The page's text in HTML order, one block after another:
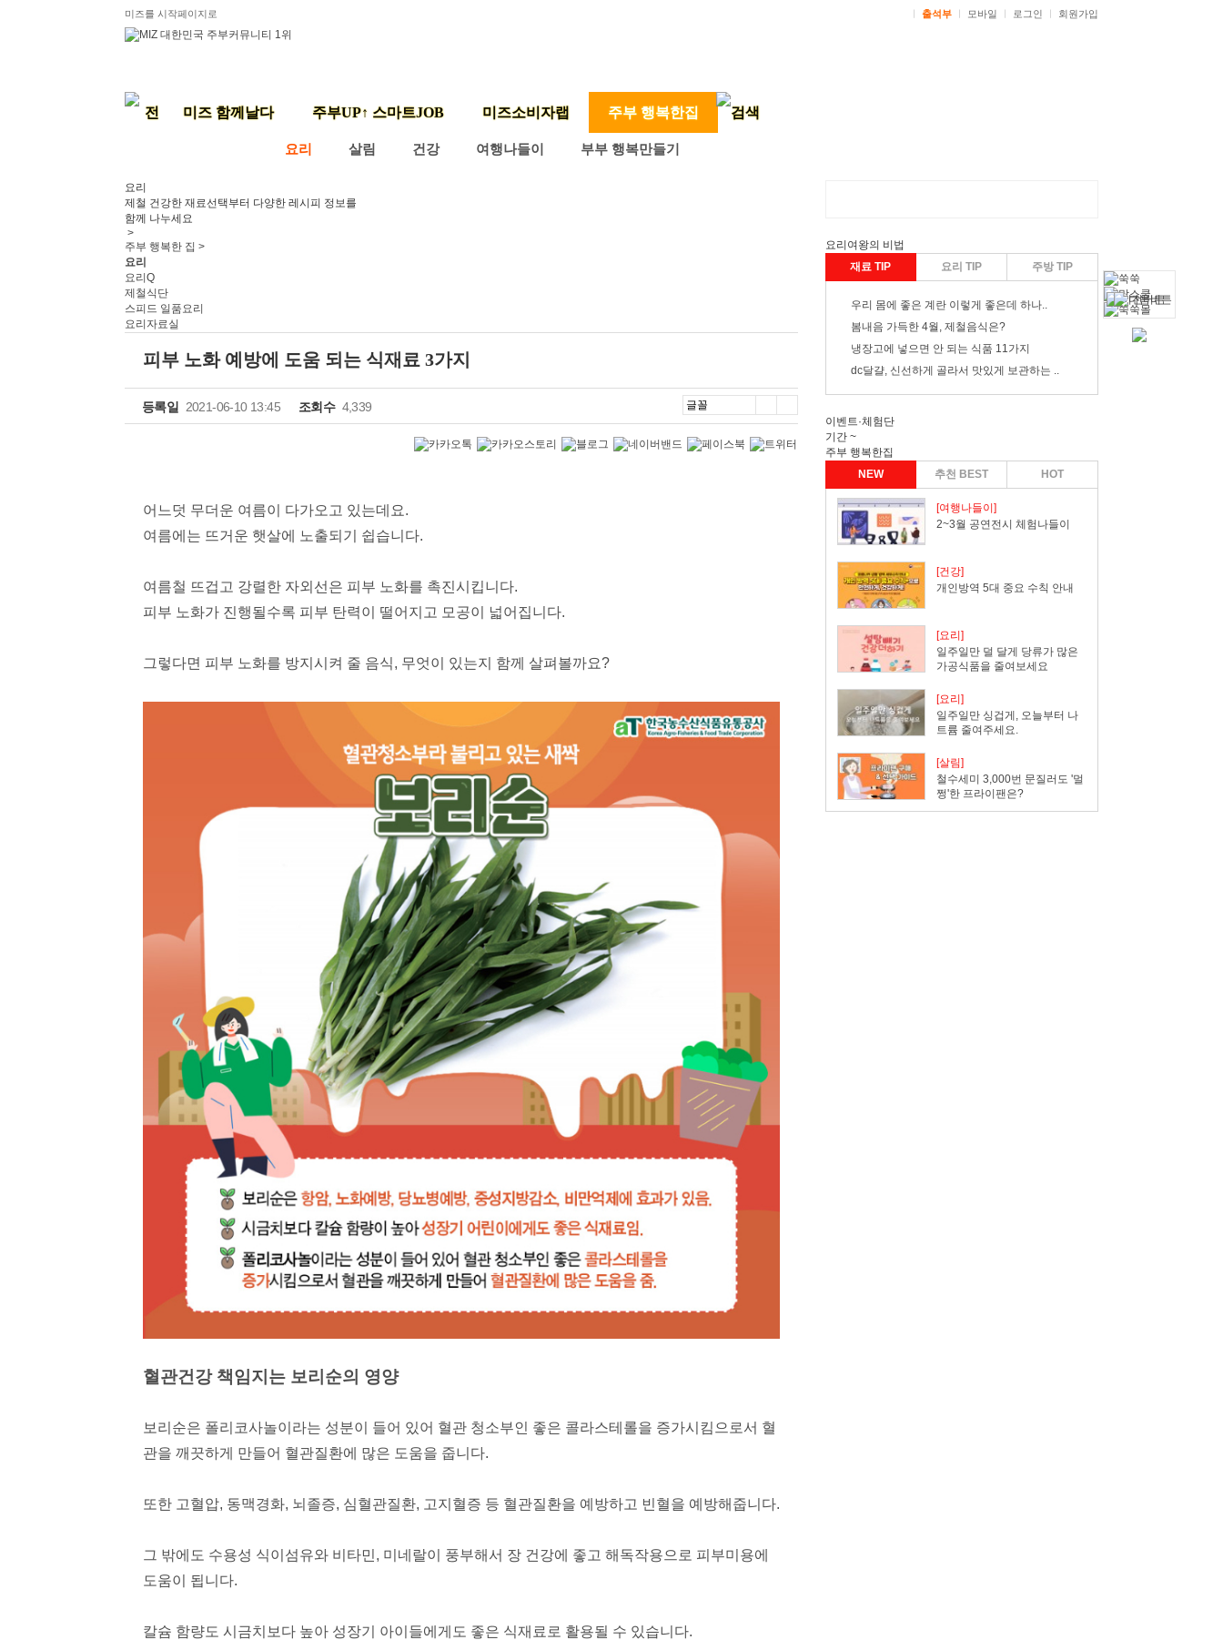
미즈를 시작페이지로 출석부 모바일 로그인 회원가입
미즈 함께날다 주부UP↑ 스마트JOB 미즈소비자랩 주부 행복한집
요리 살림 건강 여행나들이 부부 행복만들기
요리
제철 건강한 재료선택부터 다양한 레시피 정보를
함께 나누세요
>
주부 행복한 집 >
요리
요리Q
제철식단
스피드 일품요리
요리자료실
피부 노화 예방에 도움 되는 식재료 3가지
등록일 2021-06-10 13:45 조회수 4,339
어느덧 무더운 여름이 다가오고 있는데요.
여름에는 뜨거운 햇살에 노출되기 쉽습니다.
여름철 뜨겁고 강렬한 자외선은 피부 노화를 촉진시킵니다.
피부 노화가 진행될수록 피부 탄력이 떨어지고 모공이 넓어집니다.
그렇다면 피부 노화를 방지시켜 줄 음식, 무엇이 있는지 함께 살펴볼까요?
혈관건강 책임지는 보리순의 영양
보리순은 폴리코사놀이라는 성분이 들어 있어 혈관 청소부인 좋은 콜라스테롤을 증가시킴으로서 혈
관을 깨끗하게 만들어 혈관질환에 많은 도움을 줍니다.
또한 고혈압, 동맥경화, 뇌졸증, 심혈관질환, 고지혈증 등 혈관질환을 예방하고 빈혈을 예방해줍니다.
그 밖에도 수용성 식이섬유와 비타민, 미네랄이 풍부해서 장 건강에 좋고 해독작용으로 피부미용에
도움이 됩니다.
칼슘 함량도 시금치보다 높아 성장기 아이들에게도 좋은 식재료로 활용될 수 있습니다.
요리여왕의 비법
재료 TIP
요리 TIP 주방 TIP
우리 몸에 좋은 계란 이렇게 좋은데 하나..
봄내음 가득한 4월, 제철음식은?
냉장고에 넣으면 안 되는 식품 11가지
dc달걀, 신선하게 골라서 맛있게 보관하는 ..
이벤트·체험단
기간 ~
주부 행복한집
NEW
추천 BEST HOT
[여행나들이]
2~3월 공연전시 체험나들이
[건강]
개인방역 5대 중요 수칙 안내
[요리]
일주일만 덜 달게 당류가 많은
가공식품을 줄여보세요
[요리]
일주일만 싱겁게, 오늘부터 나
트륨 줄여주세요.
[살림]
철수세미 3,000번 문질러도 '멀
쩡'한 프라이팬은?